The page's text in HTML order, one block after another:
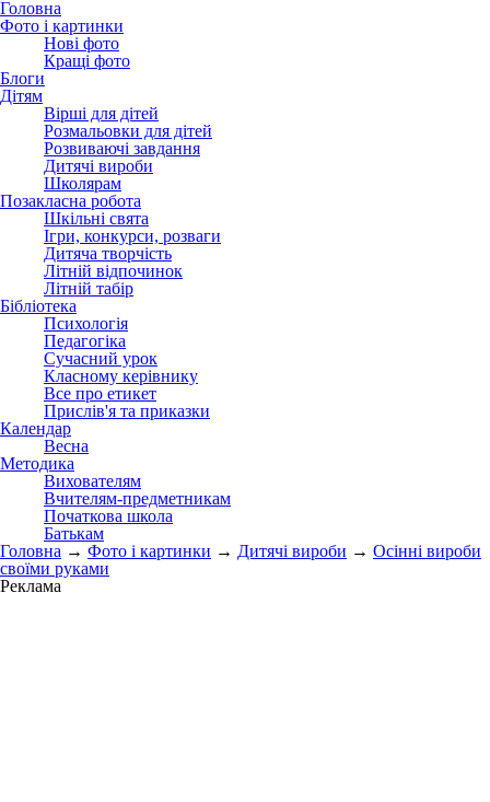
Головна
Фото і картинки
Нові фото
Кращі фото
Блоги
Дітям
Вірші для дітей
Розмальовки для дітей
Розвиваючі завдання
Дитячі вироби
Школярам
Позакласна робота
Шкільні свята
Ігри, конкурси, розваги
Дитяча творчість
Літній відпочинок
Літній табір
Бібліотека
Психологія
Педагогіка
Сучасний урок
Класному керівнику
Все про етикет
Прислів'я та приказки
Календар
Весна
Методика
Вихователям
Вчителям-предметникам
Початкова школа
Батькам
Головна → Фото і картинки → Дитячі вироби → Осінні вироби
своїми руками
Реклама